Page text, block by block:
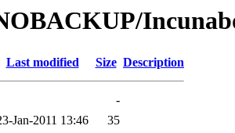
Last modified Size Description
-
Jan-2011 13:46
35